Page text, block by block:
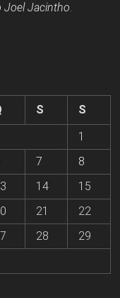
Joel Jacintho.
S
S
1
7
8
14
15
21
22
28
29